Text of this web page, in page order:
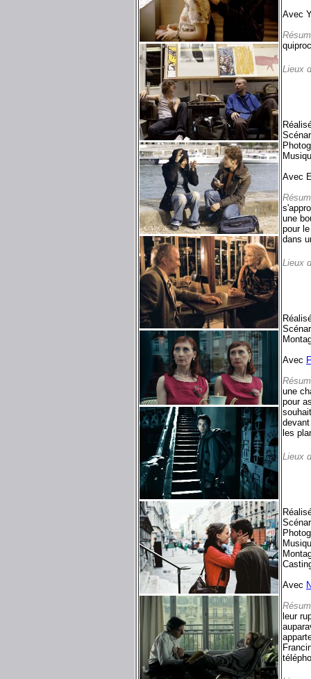
Avec
Lieux
Avec
une
pour
dans
Lieux
Avec
une
pour
les
Lieux
Avec
leur